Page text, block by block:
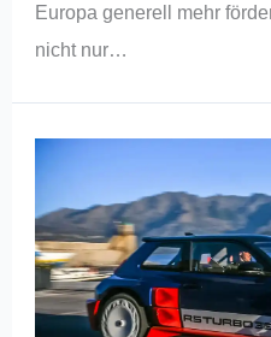
Europa generell mehr
nicht nur…